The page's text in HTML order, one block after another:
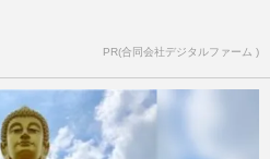
PR(合同会社デジタルファーム )